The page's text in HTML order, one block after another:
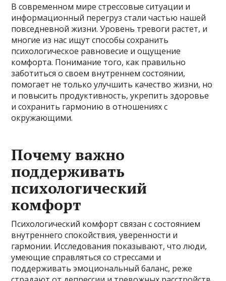
В современном мире стрессовые ситуации и
информационный перегруз стали частью нашей
повседневной жизни. Уровень тревоги растет, и
многие из нас ищут способы сохранить
психологическое равновесие и ощущение
комфорта. Понимание того, как правильно
заботиться о своем внутреннем состоянии,
помогает не только улучшить качество жизни, но
и повысить продуктивность, укрепить здоровье
и сохранить гармонию в отношениях с
окружающими.
Почему важно
поддерживать
психологический
комфорт
Психологический комфорт связан с состоянием
внутреннего спокойствия, уверенности и
гармонии. Исследования показывают, что люди,
умеющие справляться со стрессами и
поддерживать эмоциональный баланс, реже